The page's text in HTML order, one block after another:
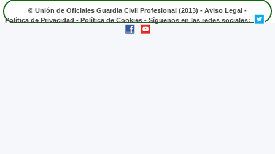
© Unión de Oficiales Guardia Civil Profesional (2013) - Aviso Legal -
Política de Privacidad - Política de Cookies - Síguenos en las redes sociales: